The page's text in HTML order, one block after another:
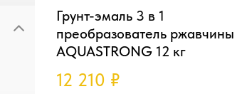
Грунт-эмаль 3 в 1
преобразователь ржавчины
AQUASTRONG 12 кг
12 210 ₽